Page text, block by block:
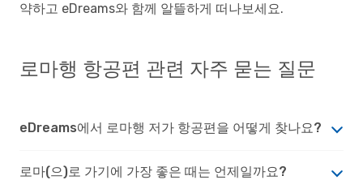
약하고 eDreams와 함께 알뜰하게 떠나보세요.
로마행 항공편 관련 자주 묻는 질문
eDreams에서 로마행 저가 항공편을 어떻게 찾나요?
로마(으)로 가기에 가장 좋은 때는 언제일까요?